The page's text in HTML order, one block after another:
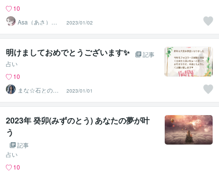
10
Asa（あさ）｜
イラストレータ
ー
2023/01/02
明けましておめでとうございます✨
記事
占い
10
まな☆石との絆
を整える占い師
＆セラピスト
2023/01/01
2023年 癸卯(みずのとう) あなたの夢が叶
う
記事
占い
10